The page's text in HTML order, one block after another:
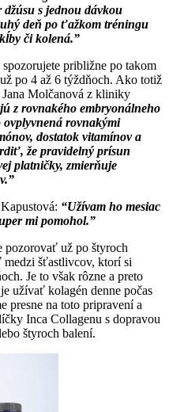
s jednou dávkou
deň po ťažkom tréningu
či kolená.”
približne po takom
po 4 až 6 týždňoch. Ako totiž
Molčanová z kliniky
z rovnakého embryonálneho
ovplyvnená rovnakými
dostatok vitamínov a
že pravidelný prísun
platničky, zmierňuje
“Užívam ho mesiac
mi pomohol.”
pozorovať už po štyroch
šťastlivcov, ktorí si
Je to však rôzne a preto
užívať kolagén denne počas
presne na toto pripravení a
Inca Collagenu s dopravou
štyroch balení.